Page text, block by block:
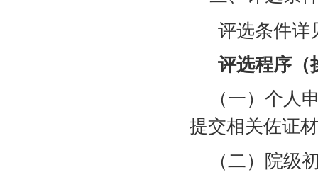
评选条件详
评选程序（
（一）个人
提交相关佐证
（二）院级